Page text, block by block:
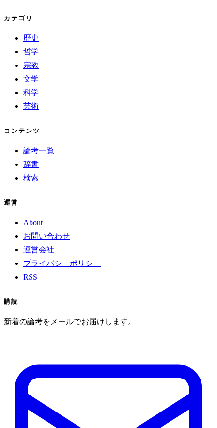
カテゴリ
歴史
哲学
宗教
文学
科学
芸術
コンテンツ
論考一覧
辞書
検索
運営
About
お問い合わせ
運営会社
プライバシーポリシー
RSS
購読
新着の論考をメールでお届けします。